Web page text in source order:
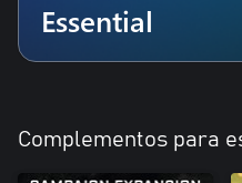
Essential
Complementos para